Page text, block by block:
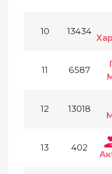
10 13434
11 6587
12 13018
13 402